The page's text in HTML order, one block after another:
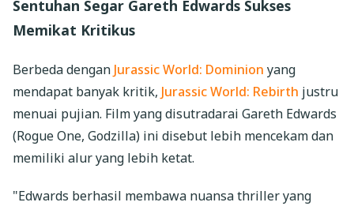
Sentuhan Segar Gareth Edwards Sukses
Memikat Kritikus
Berbeda dengan Jurassic World: Dominion yang
mendapat banyak kritik, Jurassic World: Rebirth justru
menuai pujian. Film yang disutradarai Gareth Edwards
(Rogue One, Godzilla) ini disebut lebih mencekam dan
memiliki alur yang lebih ketat.
"Edwards berhasil membawa nuansa thriller yang